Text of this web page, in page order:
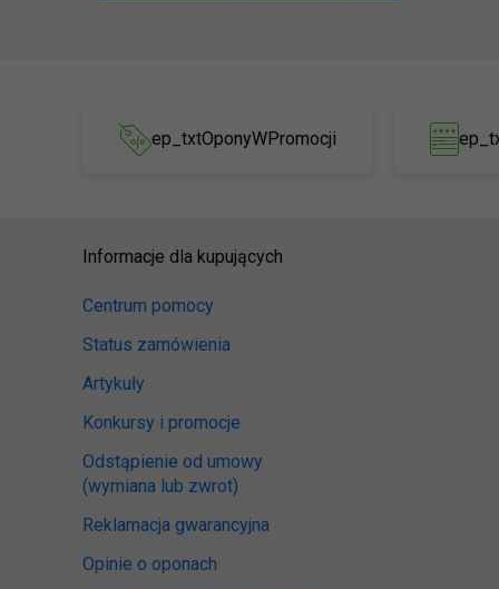
ep_txtOponyWPromocji
Informacje dla kupujących
Centrum pomocy
Status zamówienia
Artykuły
Konkursy i promocje
Odstąpienie od umowy
(wymiana lub zwrot)
Reklamacja gwarancyjna
Opinie o oponach